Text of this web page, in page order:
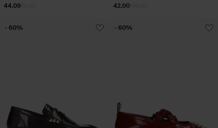
44.09 42.00
- 60% - 60%